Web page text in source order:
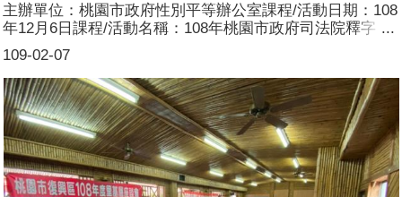
109-02-07
主辦單位：桃園市政府性別平等辦公室課程/活動日期：108
年12月6日課程/活動名稱：108年桃園市政府司法院釋字
748號解釋施行法培力工作坊課程/活動目標：培力本府32局
處及13區公所性別平等工作團隊、性別業務承辦人對於性
別平等業務之推廣，更能納入性別觀點，符合釋字第748號
解釋施行法。解釋司法院釋字第748號解釋施行法之緣起及
目標，並透過認識LGBTI及其處境、權益、尊重接納多元性
別與去除性別刻板印象。參加人數： 共55 人；男 8人、女
47人。